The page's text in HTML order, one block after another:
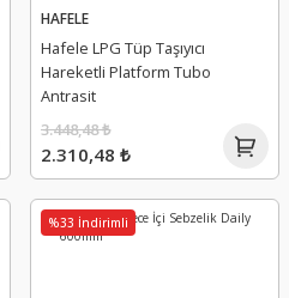
HAFELE
Hafele LPG Tüp Taşıyıcı
Hareketli Platform Tubo
Antrasit
2.310,48 ₺
3.448,48 ₺
%33 İndirimli